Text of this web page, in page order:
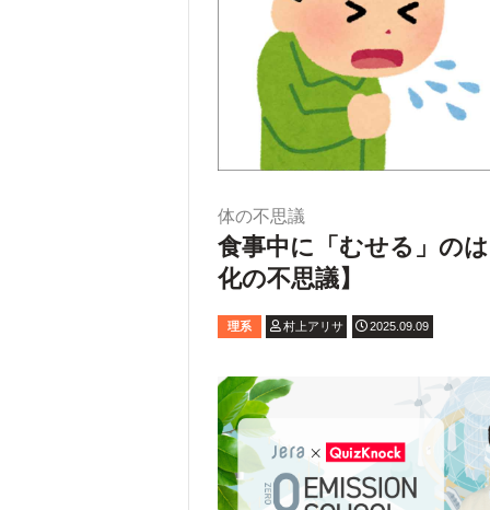
体の不思議
食事中に「むせる」の
化の不思議】
理系 村上アリサ 2025.09.09